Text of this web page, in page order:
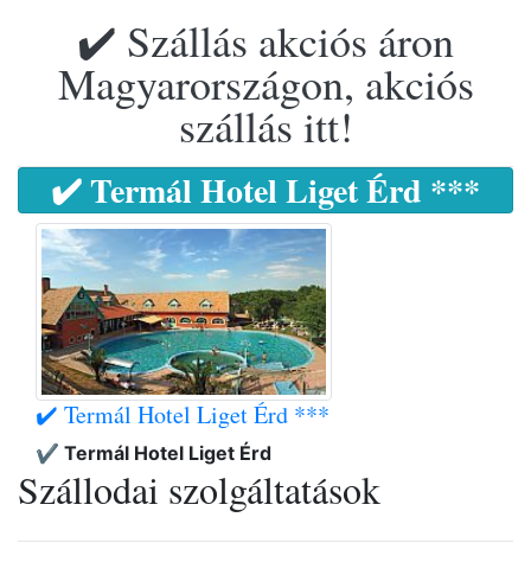
✔️ Szállás akciós áron
Magyarországon, akciós
szállás itt!
✔️ Termál Hotel Liget Érd ***
✔️ Termál Hotel Liget Érd ***
✔️ Termál Hotel Liget Érd
Szállodai szolgáltatások